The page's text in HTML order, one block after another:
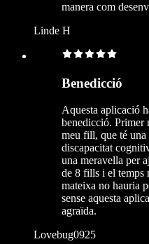
manera com
Linde H
Benedicció
Aquesta aplicació
benedicció. Primer
meu fill, que té una
discapacitat
una meravella per
de 8 fills i el temps
mateixa no hauria
sense aquesta
agraïda.
Lovebug0925